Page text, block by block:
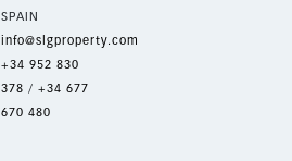
SPAIN
info@slgproperty.com
+34 952 830
378 / +34 677
670 480